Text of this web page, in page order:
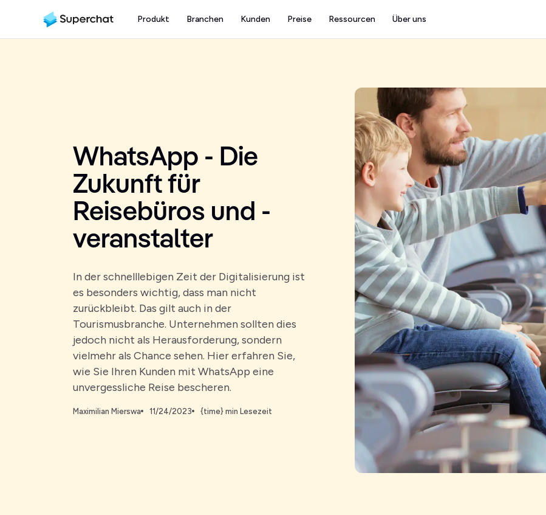
Produkt Branchen Kunden Preise Ressourcen Über uns
WhatsApp - Die
Zukunft für
Reisebüros und -
veranstalter
In der schnelllebigen Zeit der Digitalisierung ist
es besonders wichtig, dass man nicht
zurückbleibt. Das gilt auch in der
Tourismusbranche. Unternehmen sollten dies
jedoch nicht als Herausforderung, sondern
vielmehr als Chance sehen. Hier erfahren Sie,
wie Sie Ihren Kunden mit WhatsApp eine
unvergessliche Reise bescheren.
Maximilian Mierswa 11/24/2023 {time} min Lesezeit